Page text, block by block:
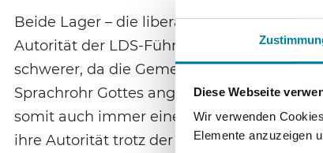
Diese Webseite
Wir verwenden
Elemente anzuzeigen
Beide Lager – die liberalen StudentInnen
Autorität der LDS-Führung. Im Vergleich
schwerer, da die Gemeinschaft streng
Sprachrohr Gottes angesehen wird.
somit auch immer eine subtile
ihre Autorität trotz der zunehmenden